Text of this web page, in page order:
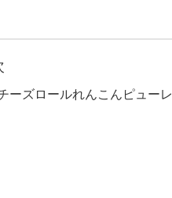
ーズロールれんこんピューレ